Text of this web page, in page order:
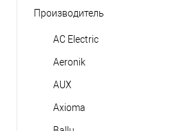
приточная вентиляция
Производитель
AC Electric
Aeronik
AUX
Axioma